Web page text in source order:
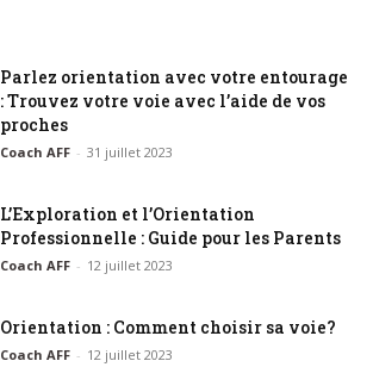
Parlez orientation avec votre entourage
: Trouvez votre voie avec l’aide de vos
proches
Coach AFF - 31 juillet 2023
L’Exploration et l’Orientation
Professionnelle : Guide pour les Parents
Coach AFF - 12 juillet 2023
Orientation : Comment choisir sa voie?
Coach AFF - 12 juillet 2023